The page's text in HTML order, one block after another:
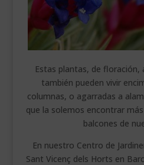
Estas plantas, de floración,
también pueden vivir
columnas, o agarradas a
que la solemos encontrar
balcones de
En nuestro Centro de
Sant Vicenç dels Horts en